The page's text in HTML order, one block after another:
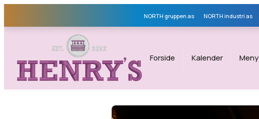
NORTH gruppen as NORTH industri as
Forside Kalender Meny